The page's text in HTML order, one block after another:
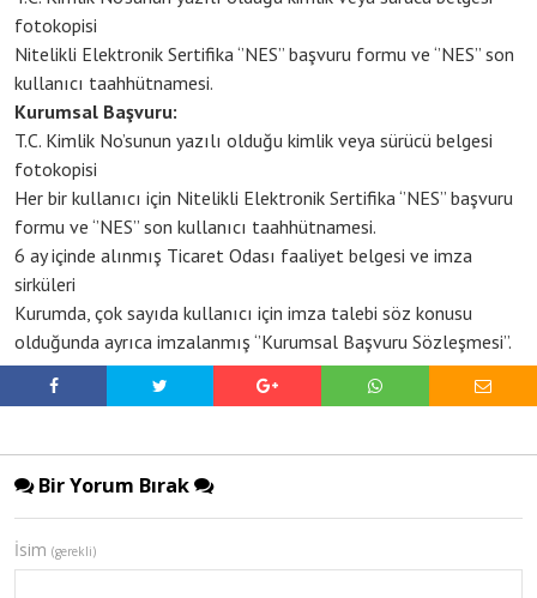
fotokopisi
Nitelikli Elektronik Sertifika ‘’NES’’ başvuru formu ve ‘’NES’’ son
kullanıcı taahhütnamesi.
Kurumsal Başvuru:
T.C. Kimlik No’sunun yazılı olduğu kimlik veya sürücü belgesi
fotokopisi
Her bir kullanıcı için Nitelikli Elektronik Sertifika ‘’NES’’ başvuru
formu ve ‘’NES’’ son kullanıcı taahhütnamesi.
6 ay içinde alınmış Ticaret Odası faaliyet belgesi ve imza
sirküleri
Kurumda, çok sayıda kullanıcı için imza talebi söz konusu
olduğunda ayrıca imzalanmış ‘’Kurumsal Başvuru Sözleşmesi’’.
Bir Yorum Bırak
İsim (gerekli)